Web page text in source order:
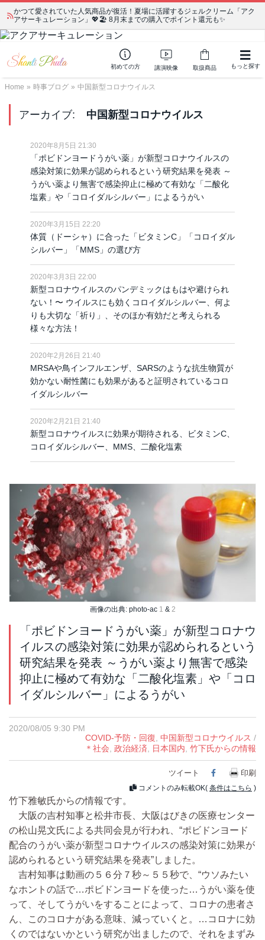
かつて愛されていた人気商品が復活！夏場に活躍するジェルクリーム「アク
アサーキュレーション」💖🏖️ 8月末までの購入でポイント還元も✨
宗教学講座 中級コース 第139回 明治以降の日本の闇３ 〜日本の黒幕た
ちの出自／在日が入り込むヤクザ／朝鮮進駐軍から始まったパチンコ利権
初めての方 講演映像 取扱商品 もっと探す
Home » 時事ブログ » 中国新型コロナウイルス
アーカイブ: 中国新型コロナウイルス
2020年8月5日 21:30
「ポビドンヨードうがい薬」が新型コロナウイルスの
感染対策に効果が認められるという研究結果を発表 ～
うがい薬より無害で感染抑止に極めて有効な「二酸化
塩素」や「コロイダルシルバー」によるうがい
2020年3月15日 22:20
体質（ドーシャ）に合った「ビタミンC」「コロイダル
シルバー」「MMS」の選び方
2020年3月3日 22:00
新型コロナウイルスのパンデミックはもはや避けられ
ない！〜 ウイルスにも効くコロイダルシルバー、何よ
りも大切な「祈り」、そのほか有効だと考えられる
様々な方法！
2020年2月26日 21:40
MRSAや鳥インフルエンザ、SARSのような抗生物質が
効かない耐性菌にも効果があると証明されているコロ
イダルシルバー
2020年2月21日 21:40
新型コロナウイルスに効果が期待される、ビタミンC、
コロイダルシルバー、MMS、二酸化塩素
画像の出典: photo-ac 1 & 2
「ポビドンヨードうがい薬」が新型コロナウ
イルスの感染対策に効果が認められるという
研究結果を発表 ～うがい薬より無害で感染
抑止に極めて有効な「二酸化塩素」や「コロ
イダルシルバー」によるうがい
2020/08/05 9:30 PM
COVID-予防・回復, 中国新型コロナウイルス /
＊社会, 政治経済, 日本国内, 竹下氏からの情報
ツイート Facebook
印刷
コメントのみ転載OK( 条件はこちら )
竹下雅敏氏からの情報です。
大阪の吉村知事と松井市長、大阪はびきの医療センター
の松山晃文氏による共同会見が行われ、“ポビドンヨード
配合のうがい薬が新型コロナウイルスの感染対策に効果が
認められるという研究結果を発表”しました。
吉村知事は動画の５６分７秒～５５秒で、“ウソみたい
なホントの話で…ポビドンヨードを使った…うがい薬を使
って、そしてうがいをすることによって、コロナの患者さ
ん、このコロナがある意味、減っていくと。…コロナに効
くのではないかという研究が出ましたので、それをまずみ